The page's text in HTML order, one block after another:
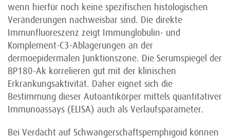
wenn hierfür noch keine spezifischen histologischen
Veränderungen nachweisbar sind. Die direkte
Immunfluoreszenz zeigt Immunglobulin- und
Komplement-C3-Ablagerungen an der
dermoepidermalen Junktionszone. Die Serumspiegel der
BP180-Ak korrelieren gut mit der klinischen
Erkrankungsaktivität. Daher eignet sich die
Bestimmung dieser Autoantikörper mittels quantitativer
Immunoassays (ELISA) auch als Verlaufsparameter.
Bei Verdacht auf Schwangerschaftspemphigoid können